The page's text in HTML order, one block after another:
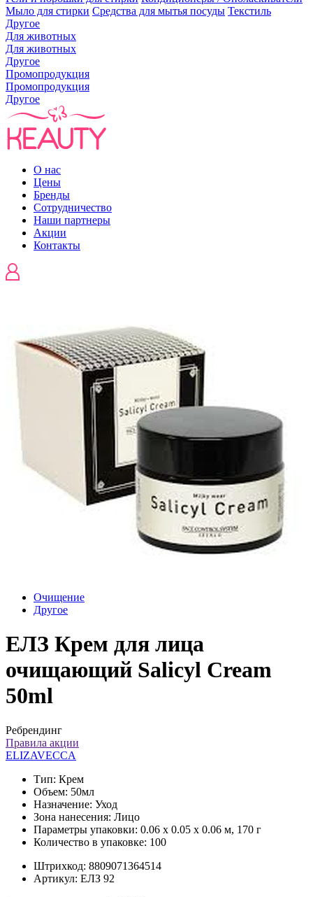
Мыло для стирки Средства для мытья посуды Текстиль
Другое
Для животных
Для животных
Другое
Промопродукция
Промопродукция
Другое
О нас
Цены
Бренды
Сотрудничество
Наши партнеры
Акции
Контакты
Очищение
Другое
ЕЛЗ Крем для лица
очищающий Salicyl Cream
50ml
Ребрендинг
Правила акции
ELIZAVECCA
Тип: Крем
Объем: 50мл
Назначение: Уход
Зона нанесения: Лицо
Параметры упаковки: 0.06 x 0.05 x 0.06 м, 170 г
Количество в упаковке: 100
Штрихкод: 8809071364514
Артикул: ЕЛЗ 92